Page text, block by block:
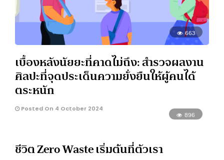
663
เบื้องหลังนัยยะที่คาดไม่ถึง: สำรวจผลงาน
ศิลปะที่จุดประเด็นความยั่งยืนให้ผู้คนได้
ตระหนัก
Posted On 4 October 2024
896
ชีวิต Zero Waste เริ่มต้นที่ตัวเรา